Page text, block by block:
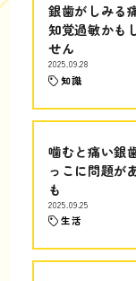
銀歯がしみる
知覚過敏かも
せん
2025.09.28
知識
噛むと痛い銀
っこに問題が
も
2025.09.25
生活